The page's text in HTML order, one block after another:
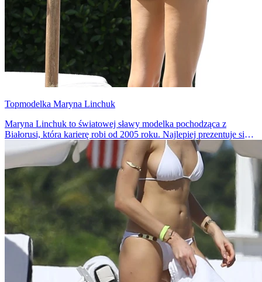
Topmodelka Maryna Linchuk
Maryna Linchuk to światowej sławy modelka pochodząca z
Białorusi, która karierę robi od 2005 roku. Najlepiej prezentuje się